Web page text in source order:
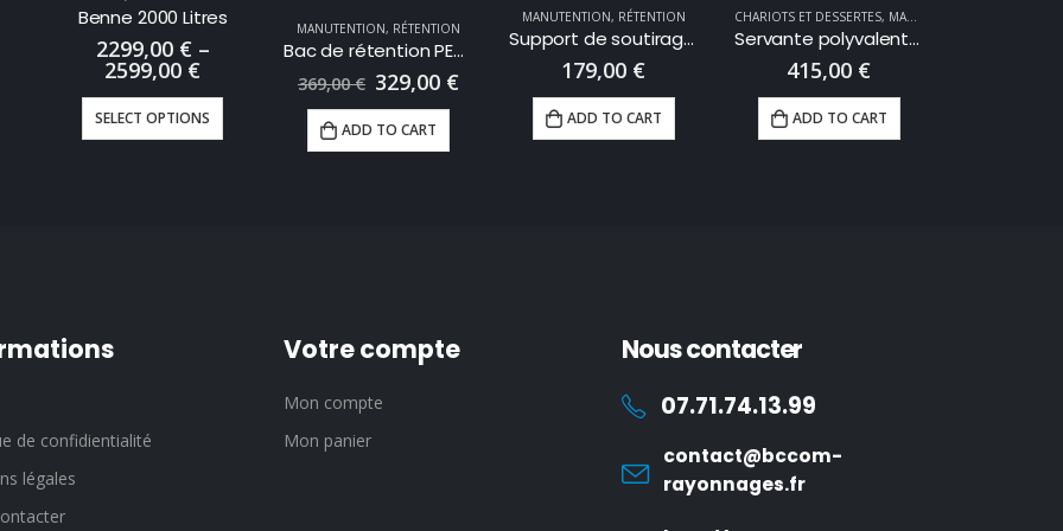
Benne 2000 Litres
2299,00 €–
2599,00 €
SELECT OPTIONS
MANUTENTION, RÉTENTION
Bac de rétention PEHD 225 Litres
369,00€ 329,00 €
ADD TO CART
MANUTENTION, RÉTENTION
Support de soutirage 1 fût 60 ou 200 litres
179,00 €
ADD TO CART
CHARIOTS ET DESSERTES, MANUTENTION
Servante polyvalente 3 plateaux bois 1000 x 600 mm 250 kg
415,00 €
ADD TO CART
de confidientialité
légales
Votre compte
Mon compte
Mon panier
Nous contacter
07.71.74.13.99
contact@bccom-
rayonnages.fr